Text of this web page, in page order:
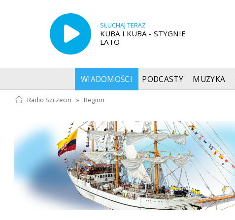
SŁUCHAJ TERAZ
KUBA I KUBA - STYGNIE
LATO
WIADOMOŚCI PODCASTY MUZYKA
Radio Szczecin » Region